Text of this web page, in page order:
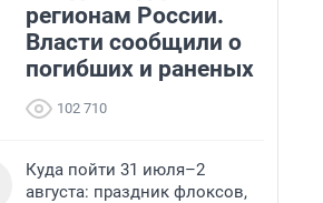
регионам России.
Власти сообщили о
погибших и раненых
102 710
Куда пойти 31 июля–2
августа: праздник флоксов,